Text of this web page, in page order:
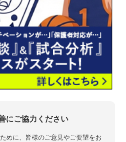
にご協力ください
めに、皆様のご意見やご要望をお